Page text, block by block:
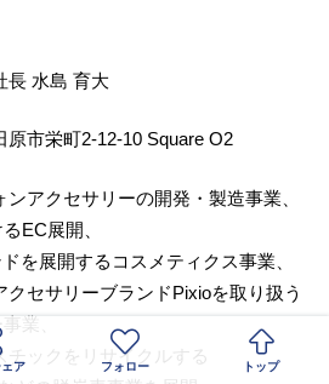
水島 育大
市栄町2-12-10 Square O2
アクセサリーの開発・製造事業、
EC展開、
するコスメティクス事業、
リーブランドPixioを取り扱う
業、
をリサイクルする
ア フォロー トップ